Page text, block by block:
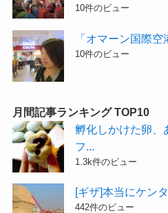
10件のビュー
「オマーン国際
10件のビュー
月間記事ランキング TOP10
孵化しかけた卵
フ...
1.3k件のビュー
[ギザ]本当にケン
442件のビュー